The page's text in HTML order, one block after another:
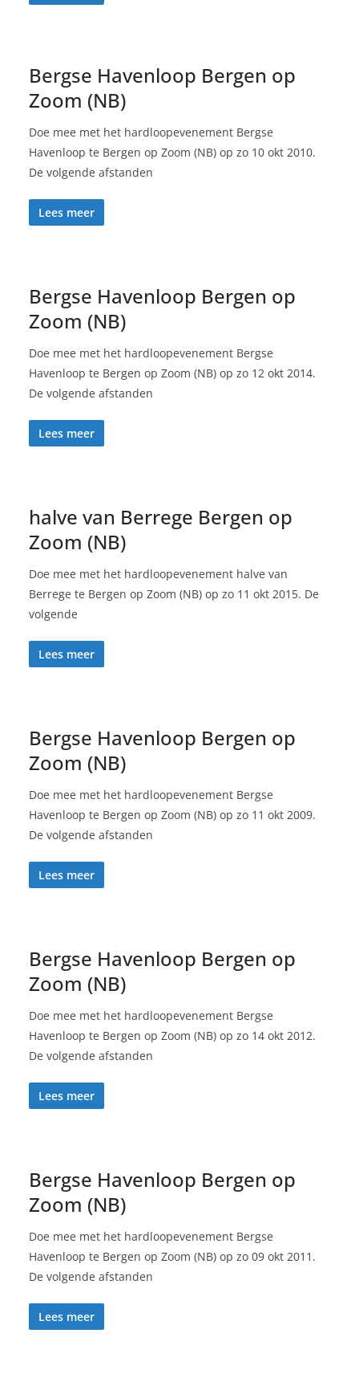
Bergse Havenloop Bergen op
Zoom (NB)
Doe mee met het hardloopevenement Bergse
Havenloop te Bergen op Zoom (NB) op zo 10 okt 2010.
De volgende afstanden
Lees meer
Bergse Havenloop Bergen op
Zoom (NB)
Doe mee met het hardloopevenement Bergse
Havenloop te Bergen op Zoom (NB) op zo 12 okt 2014.
De volgende afstanden
Lees meer
halve van Berrege Bergen op
Zoom (NB)
Doe mee met het hardloopevenement halve van
Berrege te Bergen op Zoom (NB) op zo 11 okt 2015. De
volgende
Lees meer
Bergse Havenloop Bergen op
Zoom (NB)
Doe mee met het hardloopevenement Bergse
Havenloop te Bergen op Zoom (NB) op zo 11 okt 2009.
De volgende afstanden
Lees meer
Bergse Havenloop Bergen op
Zoom (NB)
Doe mee met het hardloopevenement Bergse
Havenloop te Bergen op Zoom (NB) op zo 14 okt 2012.
De volgende afstanden
Lees meer
Bergse Havenloop Bergen op
Zoom (NB)
Doe mee met het hardloopevenement Bergse
Havenloop te Bergen op Zoom (NB) op zo 09 okt 2011.
De volgende afstanden
Lees meer